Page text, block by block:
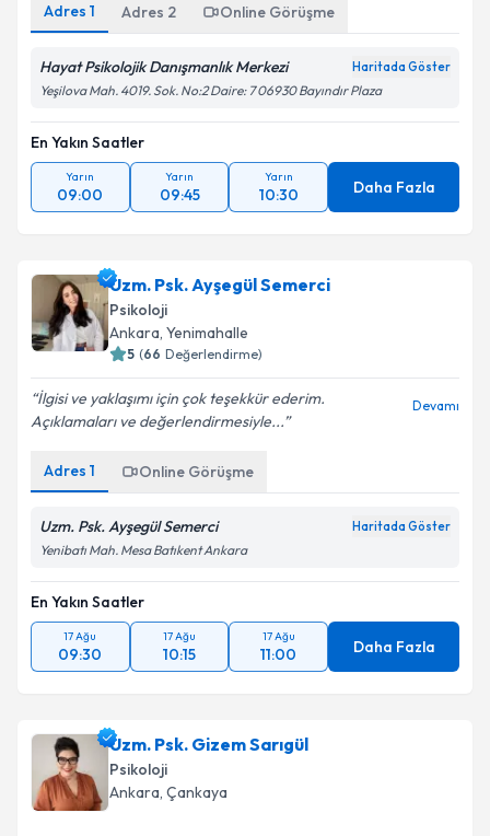
Adres 1 Adres 2 Online Görüşme
Hayat Psikolojik Danışmanlık Merkezi Haritada Göster
Yeşilova Mah. 4019. Sok. No:2 Daire: 7 06930 Bayındır Plaza
En Yakın Saatler
Yarın
09:00
Yarın
09:45
Yarın
10:30 Daha Fazla
Uzm. Psk. Ayşegül Semerci
Psikoloji
Ankara, Yenimahalle
5 (66 Değerlendirme)
İlgisi ve yaklaşımı için çok teşekkür ederim.
Açıklamaları ve değerlendirmesiyle...
Devamı
Adres 1 Online Görüşme
Uzm. Psk. Ayşegül Semerci Haritada Göster
Yenibatı Mah. Mesa Batıkent Ankara
En Yakın Saatler
17 Ağu
09:30
17 Ağu
10:15
17 Ağu
11:00 Daha Fazla
Uzm. Psk. Gizem Sarıgül
Psikoloji
Ankara, Çankaya